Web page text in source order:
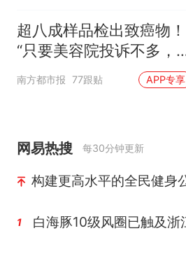
超八成样品检出致癌物！
“只要美容院投诉不多，
家就不会更换产品”
南方都市报 77跟贴 APP专享
网易热搜 每30分钟更新
构建更高水平的全民健身
1 白海豚10级风圈已触及浙